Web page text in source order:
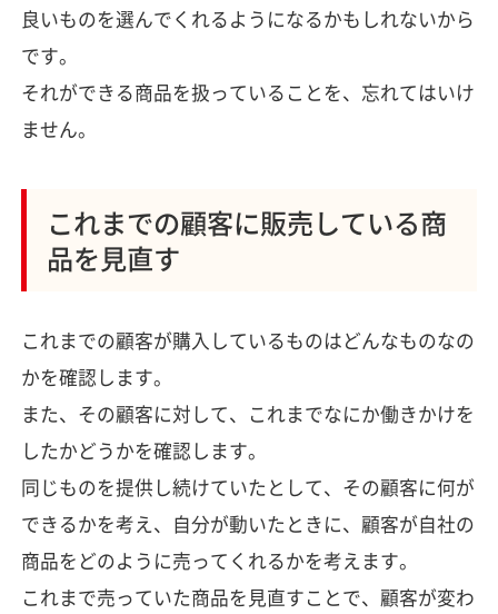
良いものを選んでくれるようになるかもしれないから
です。
それができる商品を扱っていることを、忘れてはいけ
ません。
これまでの顧客に販売している商
品を見直す
これまでの顧客が購入しているものはどんなものなの
かを確認します。
また、その顧客に対して、これまでなにか働きかけを
したかどうかを確認します。
同じものを提供し続けていたとして、その顧客に何が
できるかを考え、自分が動いたときに、顧客が自社の
商品をどのように売ってくれるかを考えます。
これまで売っていた商品を見直すことで、顧客が変わ